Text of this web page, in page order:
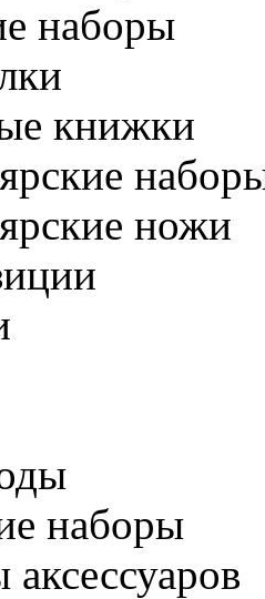
наборы
книжки
ножи
наборы